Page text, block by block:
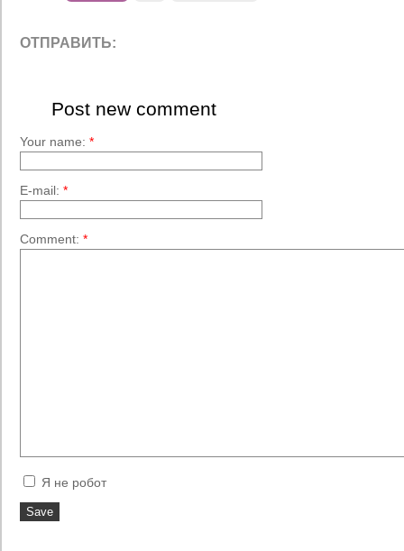
ОТПРАВИТЬ:
Post new comment
Your name: *
E-mail: *
Comment: *
Я не робот